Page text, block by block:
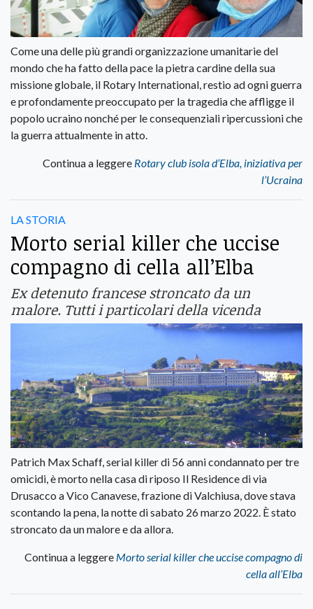
Come una delle più grandi organizzazione umanitarie del
mondo che ha fatto della pace la pietra cardine della sua
missione globale, il Rotary International, restio ad ogni guerra
e profondamente preoccupato per la tragedia che affligge il
popolo ucraino nonché per le consequenziali ripercussioni che
la guerra attualmente in atto.
Continua a leggere Rotary club isola d’Elba, iniziativa per
l’Ucraina
LA STORIA
Morto serial killer che uccise
compagno di cella all’Elba
Ex detenuto francese stroncato da un
malore. Tutti i particolari della vicenda
Patrich Max Schaff, serial killer di 56 anni condannato per tre
omicidi, è morto nella casa di riposo Il Residence di via
Drusacco a Vico Canavese, frazione di Valchiusa, dove stava
scontando la pena, la notte di sabato 26 marzo 2022. È stato
stroncato da un malore e da allora.
Continua a leggere Morto serial killer che uccise compagno di
cella all’Elba